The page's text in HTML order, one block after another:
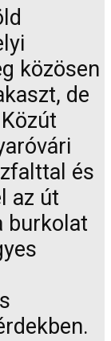
közösen
de
és
az út
burkolat